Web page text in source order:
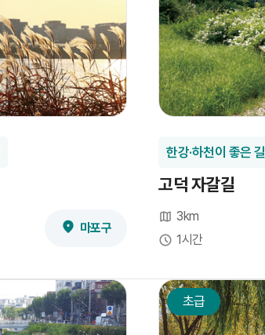
마포구
한강·하천이 좋은 길
고덕 자갈길
3km
1시간
초급